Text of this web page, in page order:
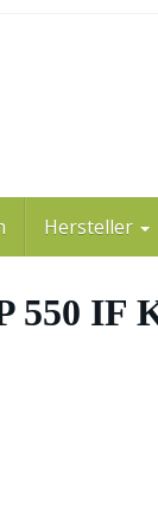
Hersteller
550 IF